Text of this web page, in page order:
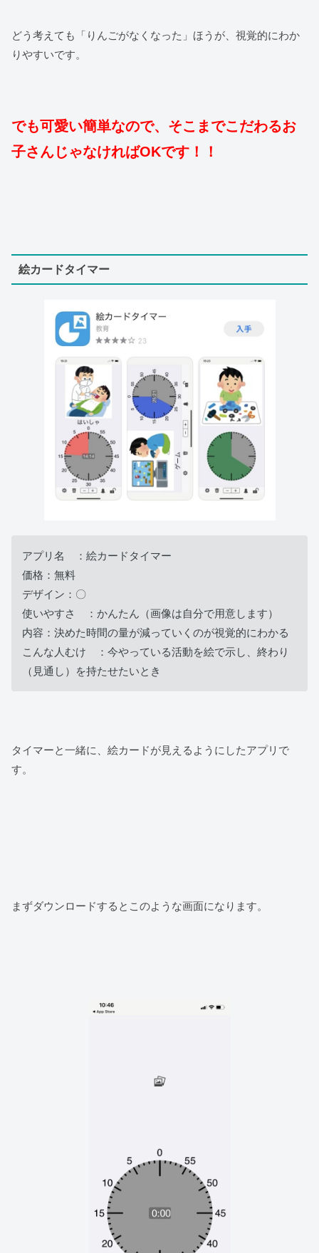
どう考えても「りんごがなくなった」ほうが、視覚的にわか
りやすいです。
でも可愛い簡単なので、そこまでこだわるお
子さんじゃなければOKです！！
絵カードタイマー
アプリ名 ：絵カードタイマー
価格：無料
デザイン：〇
使いやすさ ：かんたん（画像は自分で用意します）
内容：決めた時間の量が減っていくのが視覚的にわかる
こんな人むけ ：今やっている活動を絵で示し、終わり
（見通し）を持たせたいとき
タイマーと一緒に、絵カードが見えるようにしたアプリで
す。
まずダウンロードするとこのような画面になります。